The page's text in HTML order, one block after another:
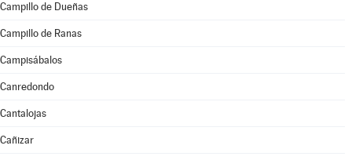
Campillo de Dueñas
Campillo de Ranas
Campisábalos
Canredondo
Cantalojas
Cañizar